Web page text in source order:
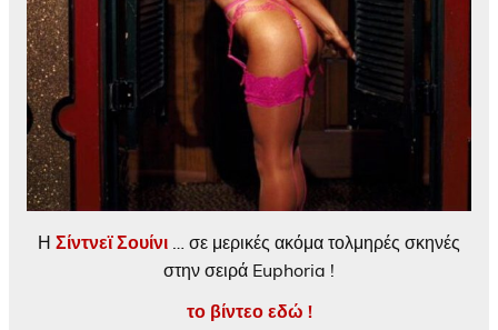
Η Σίντνεϊ Σουίνι … σε μερικές ακόμα τολμηρές σκηνές
στην σειρά Euphoria !
το βίντεο εδώ !